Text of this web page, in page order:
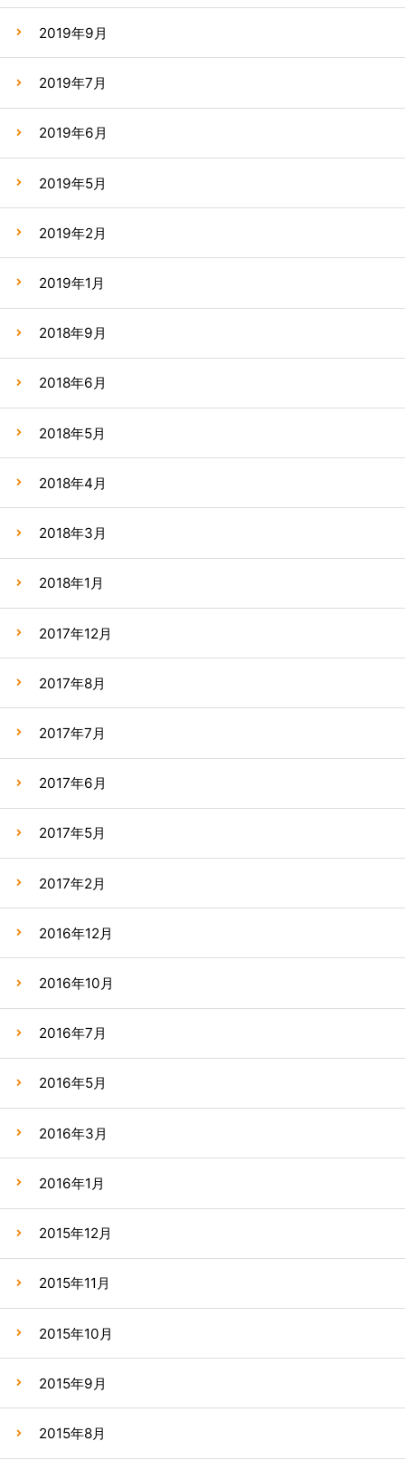
2019年9月
2019年7月
2019年6月
2019年5月
2019年2月
2019年1月
2018年9月
2018年6月
2018年5月
2018年4月
2018年3月
2018年1月
2017年12月
2017年8月
2017年7月
2017年6月
2017年5月
2017年2月
2016年12月
2016年10月
2016年7月
2016年5月
2016年3月
2016年1月
2015年12月
2015年11月
2015年10月
2015年9月
2015年8月